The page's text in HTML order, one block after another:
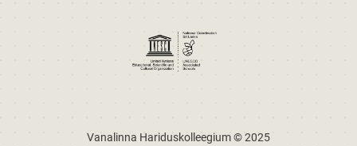
PILT
Vanalinna Hariduskolleegium © 2025